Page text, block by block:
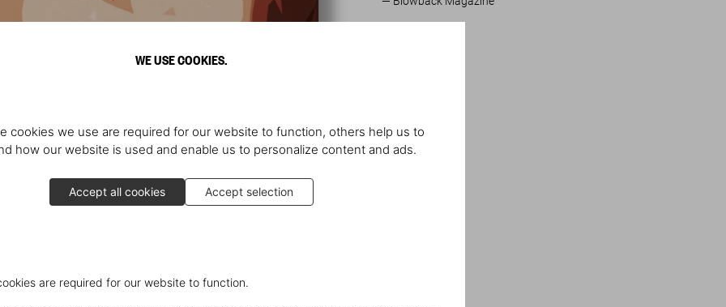
WE USE COOKIES.
cookies we use are required for our website to function, others help us to
how our website is used and enable us to personalize content and ads.
Accept all cookies Accept selection
are required for our website to function.